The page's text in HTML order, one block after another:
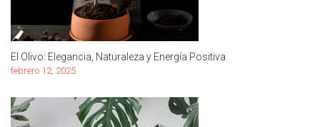
El Olivo: Elegancia, Naturaleza y Energía Positiva
febrero 12, 2025